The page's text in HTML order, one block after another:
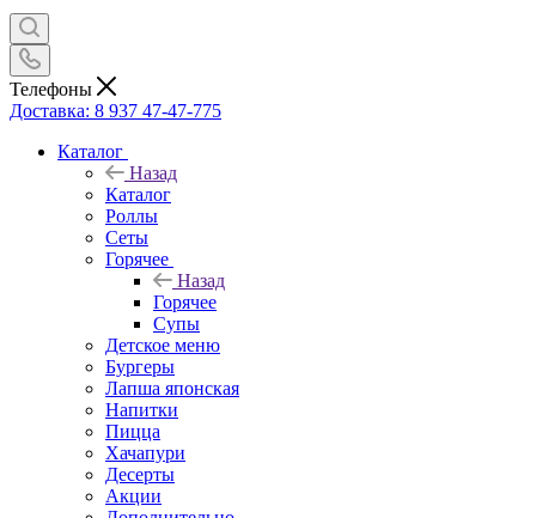
Телефоны
Доставка: 8 937 47-47-775
Каталог
Назад
Каталог
Роллы
Сеты
Горячее
Назад
Горячее
Супы
Детское меню
Бургеры
Лапша японская
Напитки
Пицца
Хачапури
Десерты
Акции